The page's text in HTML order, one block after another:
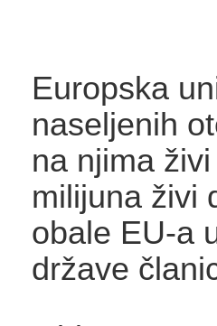
Europska
naseljenih
na njima
milijuna živi
obale EU-a
države